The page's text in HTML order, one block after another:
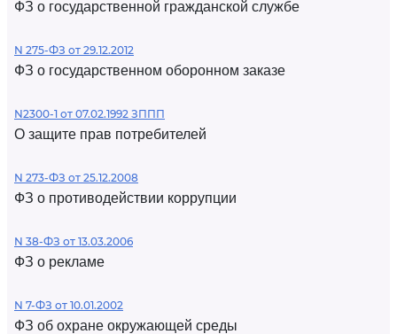
ФЗ о государственной гражданской службе
N 275-ФЗ от 29.12.2012
ФЗ о государственном оборонном заказе
N2300-1 от 07.02.1992 ЗППП
О защите прав потребителей
N 273-ФЗ от 25.12.2008
ФЗ о противодействии коррупции
N 38-ФЗ от 13.03.2006
ФЗ о рекламе
N 7-ФЗ от 10.01.2002
ФЗ об охране окружающей среды